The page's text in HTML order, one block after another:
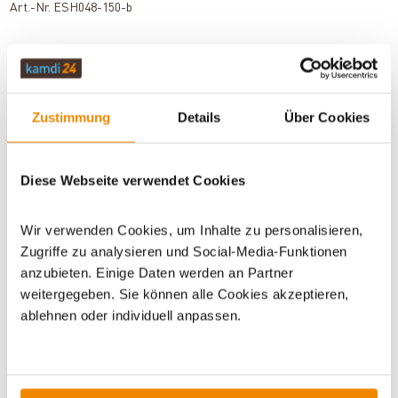
Zustimmung Details Über Cookies
Diese Webseite verwendet Cookies
Wir verwenden Cookies, um Inhalte zu personalisieren,
Zugriffe zu analysieren und Social-Media-Funktionen
anzubieten. Einige Daten werden an Partner
weitergegeben. Sie können alle Cookies akzeptieren,
ablehnen oder individuell anpassen.
Art.-Nr. ESH048-150-b
BEWERTUNGEN (0)
WICHTIGE INFOS